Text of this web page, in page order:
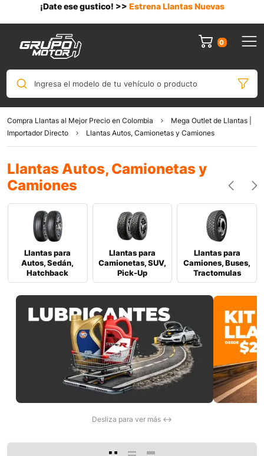
¡Date ese gustico! >> Estrena Llantas Nuevas
0
Ingresa el modelo de tu vehículo o producto
Compra Llantas al Mejor Precio en Colombia
Mega Outlet de Llantas |
Importador Directo
Llantas Autos, Camionetas y Camiones
Llantas Autos, Camionetas y
Camiones
Llantas para
Autos, Sedán,
Hatchback
Llantas para
Camionetas, SUV,
Pick-Up
Llantas para
Camiones, Buses,
Tractomulas
Desliza para ver más ↔